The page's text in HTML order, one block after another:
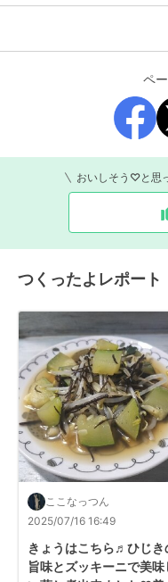
ペ
おいしそう♡と思
つくったよレポート
ここなっつん
2025/07/16 16:49
きょうはこちら♬ひじき
旨味とズッキーニで美味